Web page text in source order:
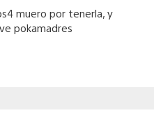
muero por tenerla, y
pokamadres